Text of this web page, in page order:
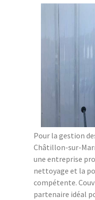
Pour la gestion
Châtillon-sur-
une entreprise
nettoyage et la
compétente.
partenaire idéal